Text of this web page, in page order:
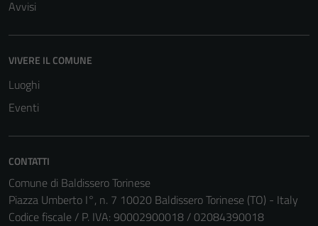
Avvisi
VIVERE IL COMUNE
Luoghi
Eventi
CONTATTI
Comune di Baldissero Torinese
Piazza Umberto I°, n. 7 10020 Baldissero Torinese (TO) - Italy
Codice fiscale / P. IVA: 90002900018 / 02084390018